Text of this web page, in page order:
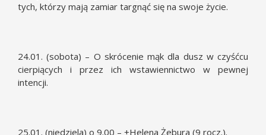
tych, którzy mają zamiar targnąć się na swoje życie.
24.01. (sobota) – O skrócenie mąk dla dusz w czyśćcu
cierpiących i przez ich wstawiennictwo w pewnej
intencji.
25.01. (niedziela) o 9.00 – +Helena Żebura (9 rocz.).